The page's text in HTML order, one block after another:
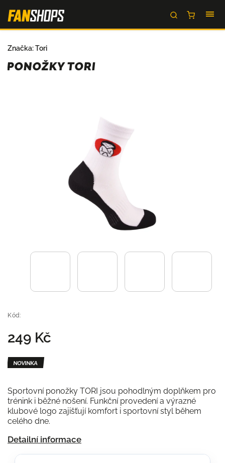
PONOŽKY TORI
Kód:
249 Kč
Sportovní ponožky TORI jsou pohodlným doplňkem pro
trénink i běžné nošení. Funkční provedení a výrazné
klubové logo zajišťují komfort i sportovní styl během
celého dne.
Detailní informace
NOVINKA
Značka:Tori